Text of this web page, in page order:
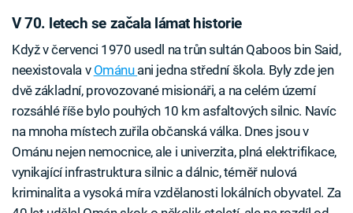
V 70. letech se začala lámat historie
Když v červenci 1970 usedl na trůn sultán Qaboos bin Said,
neexistovala v Ománu ani jedna střední škola. Byly zde jen
dvě základní, provozované misionáři, a na celém území
rozsáhlé říše bylo pouhých 10 km asfaltových silnic. Navíc
na mnoha místech zuřila občanská válka. Dnes jsou v
Ománu nejen nemocnice, ale i univerzita, plná elektrifikace,
vynikající infrastruktura silnic a dálnic, téměř nulová
kriminalita a vysoká míra vzdělanosti lokálních obyvatel. Za